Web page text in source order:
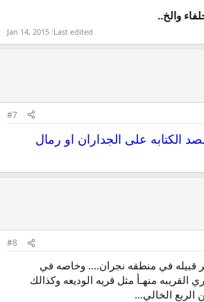
والخ..
Last edited:
Jan 14, 2015
#7
الكتابه على الجداران او رمال
#8
قبيله في منطقه نجران.... وخاصه في
منهـأ مثل قريه الوديعه وكذالك
الخالي...